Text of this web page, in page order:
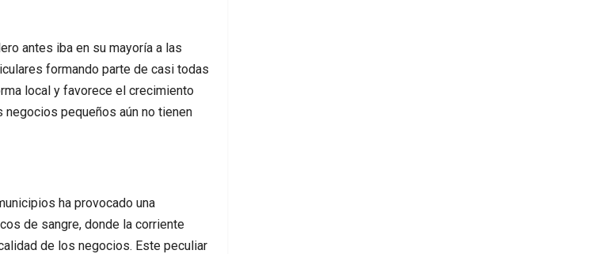
antes iba en su mayoría a las
formando parte de casi todas
local y favorece el crecimiento
pequeños aún no tienen
ha provocado una
de sangre, donde la corriente
de los negocios. Este peculiar